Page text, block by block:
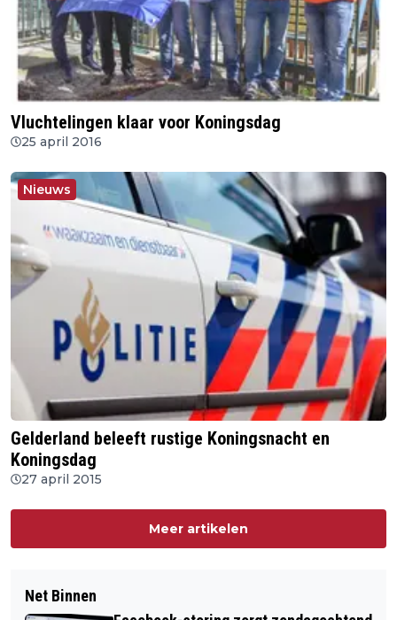
Vluchtelingen klaar voor Koningsdag
25 april 2016
Nieuws
Gelderland beleeft rustige Koningsnacht en
Koningsdag
27 april 2015
Meer artikelen
Net Binnen